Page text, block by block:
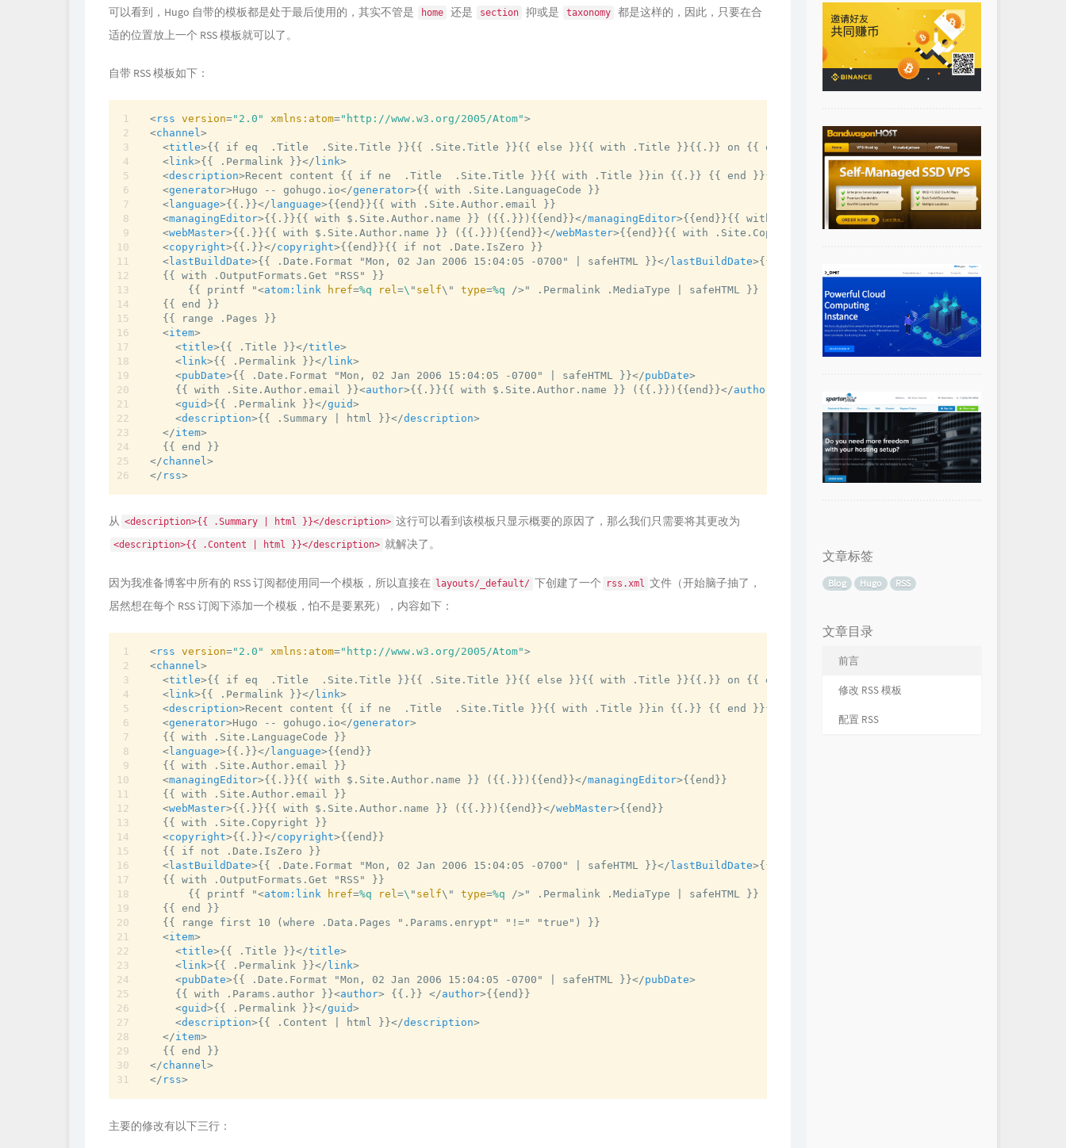
可以看到，Hugo 自带的模板都是处于最后使用的，其实不管是 home 还是 section 抑或是 taxonomy
都是这样的，因此，只要在合
适的位置放上一个 RSS 模板就可以了。
自带 RSS 模板如下：
<rss version="2.0" xmlns:atom="http://www.w3.org/2005/Atom">
<channel >
<title>{{ if eq  .Title  .Site.Title }}{{ .Site.Title }}{{ else }}{{ with .Title }}{{.}} on {{ end }}{{ .Site.Title }}{{ end }}
<link>{{ .Permalink }}</link>
<description>Recent content {{ if ne  .Title  .Site.Title }}{{ with .Title }}in {{.}} {{ end }}{{ end }}on {{ .Site.Title }}</description
<generator>Hugo -- gohugo.io</generator>{{ with .Site.LanguageCode }}
<language>{{.}}</language>{{end}}{{ with .Site.Author.email }}
<managingEditor>{{.}}{{ with $.Site.Author.name }} ({{.}}){{end}}</managingEditor>{{end}}{{ with .Site.Author.email }}
<webMaster>{{.}}{{ with $.Site.Author.name }} ({{.}}){{end}}</webMaster>{{end}}{{ with .Site.Copyright }}
<copyright>{{.}}</copyright>{{end}}{{ if not .Date.IsZero }}
<lastBuildDate>{{ .Date.Format "Mon, 02 Jan 2006 15:04:05 -0700" | safeHTML }}</lastBuildDate>{{ end }}
  {{ with .OutputFormats.Get "RSS" }}
      {{ printf "
<atom:link href=%q rel =\ " self\" type=%q /> " .Permalink .MediaType | safeHTML }}
  {{ end }}
  {{ range .Pages }}
<item>
<title>{{ .Title }}</title>
<link>{{ .Permalink }}</link>
<pubDate>{{ .Date.Format "Mon, 02 Jan 2006 15:04:05 -0700" | safeHTML }}</pubDate>
    {{ with .Site.Author.email }}
<author>{{.}}{{ with $.Site.Author.name }} ({{.}}){{end}}</author
<guid>{{ .Permalink }}</guid>
<description>{{ .Summary | html }}</description>
</item>
</channel >
</ rss>
从 <description>{{ .Summary | html }}</description> 这行可以看到该模板只显示概要的原因了，那么我们只需要将其更改为
<description>{{ .Content | html }}</description> 就解决了。
因为我准备博客中所有的 RSS 订阅都使用同一个模板，所以直接在 layouts/_default/ 下创建了一个 rss.xml 文件（开始脑子抽了，
居然想在每个 RSS 订阅下添加一个模板，怕不是要累死），内容如下：
<rss version="2.0" xmlns:atom="http://www.w3.org/2005/Atom">
<channel>
<title>{{ if eq  .Title  .Site.Title }}{{ .Site.Title }}{{ else }}{{ with .Title }}{{.}} on {{ end }}{{ .Site.Title }}{{ end }}
<link>{{ .Permalink }}</ link>
<description>Recent content {{ if ne  .Title  .Site.Title }}{{ with .Title }}in {{.}} {{ end }}{{ end }}on {{ .Site.Title }}
<generator>Hugo -- gohugo.io</generator>
  {{ with .Site.LanguageCode }}
<language>{{.}}</ language>{{end}}
  {{ with .Site.Author.email }}
<managingEditor>{{.}}{{ with $.Site.Author.name }} ({{.}}){{end}}</managingEditor>{{end}}
  {{ with .Site.Author.email }}
<webMaster>{{.}}{{ with $.Site.Author.name }} ({{.}}){{end}}</webMaster>{{end}}
  {{ with .Site.Copyright }}
<copyright>{{.}}</copyright>{{end}}
  {{ if not .Date.IsZero }}
<lastBuildDate>{{ .Date.Format "Mon, 02 Jan 2006 15:04:05 -0700" | safeHTML }}</ lastBuildDate>{{ end }}
  {{ with .OutputFormats.Get "RSS" }}
      {{ printf "
<atom:link href=%q rel=\ " self\" type=%q /> " .Permalink .MediaType | safeHTML }}
  {{ end }}
  {{ range first 10 (where .Data.Pages ".Params.enrypt" "!=" "true") }}
<item>
<title>{{ .Title }}</title>
<link>{{ .Permalink }}</ link>
<pubDate>{{ .Date.Format "Mon, 02 Jan 2006 15:04:05 -0700" | safeHTML }}</pubDate>
    {{ with .Params.author }}
<author> {{.}} </author>{{end}}
<guid>{{ .Permalink }}</guid>
<description>{{ .Content | html }}</description>
</item>
</channel>
</ rss>
主要的修改有以下三行：
文章标签
Blog Hugo RSS
文章目录
前言
修改 RSS 模板
配置 RSS